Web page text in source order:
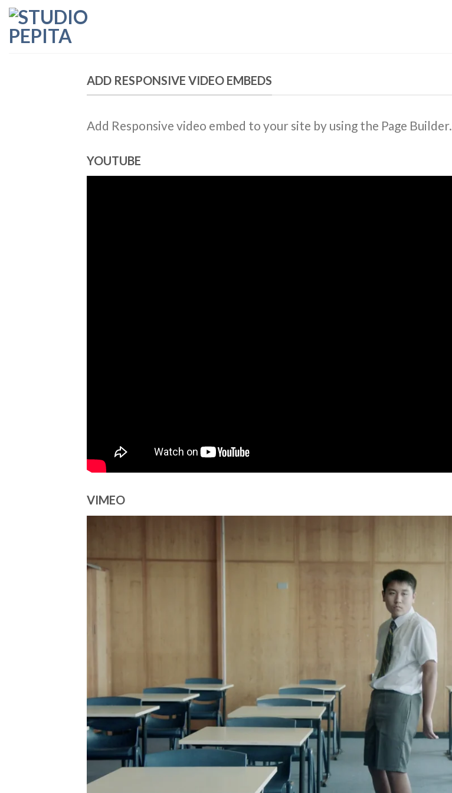
Skip
content
ADD RESPONSIVE VIDEO EMBEDS
Add Responsive video embed to your site by using the Page Builder.
YOUTUBE
VIMEO